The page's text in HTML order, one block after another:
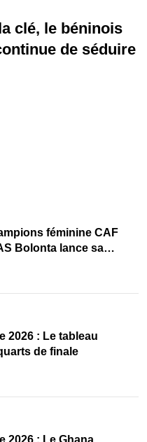
clé, le béninois
de séduire
féminine CAF
Bolonta lance sa
2026 : Le tableau
de finale
2026 : Le Ghana